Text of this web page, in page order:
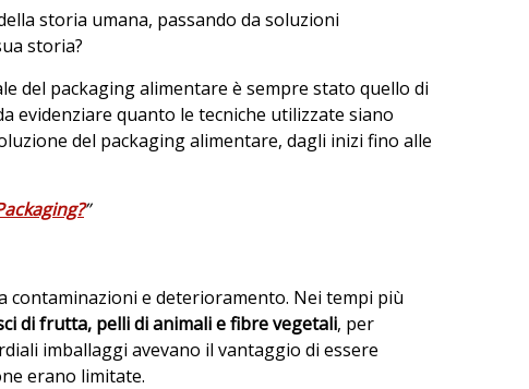
storia umana, passando da soluzioni
storia?
del packaging alimentare è sempre stato quello di
evidenziare quanto le tecniche utilizzate siano
del packaging alimentare, dagli inizi fino alle
”
contaminazioni e deterioramento. Nei tempi più
di frutta, pelli di animali e fibre vegetali, per
imballaggi avevano il vantaggio di essere
erano limitate.